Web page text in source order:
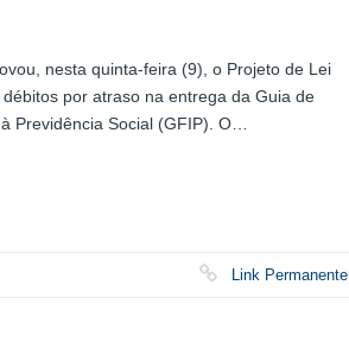
nesta quinta-feira (9), o Projeto de Lei
por atraso na entrega da Guia de
Previdência Social (GFIP). O…
Link Permanente